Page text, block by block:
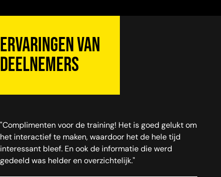
Ervaringen van
deelnemers
"Complimenten voor de training! Het is goed gelukt om
het interactief te maken, waardoor het de hele tijd
interessant bleef. En ook de informatie die werd
gedeeld was helder en overzichtelijk."